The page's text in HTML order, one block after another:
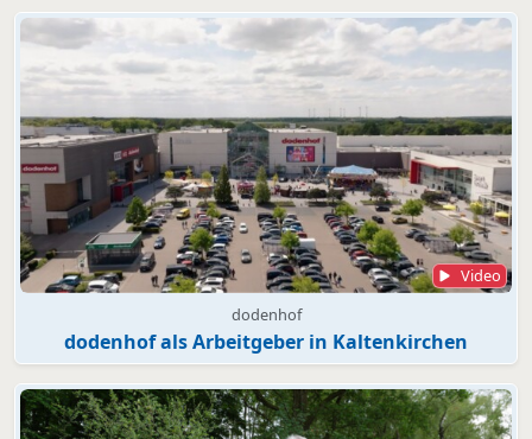
Video
dodenhof
dodenhof als Arbeitgeber in Kaltenkirchen